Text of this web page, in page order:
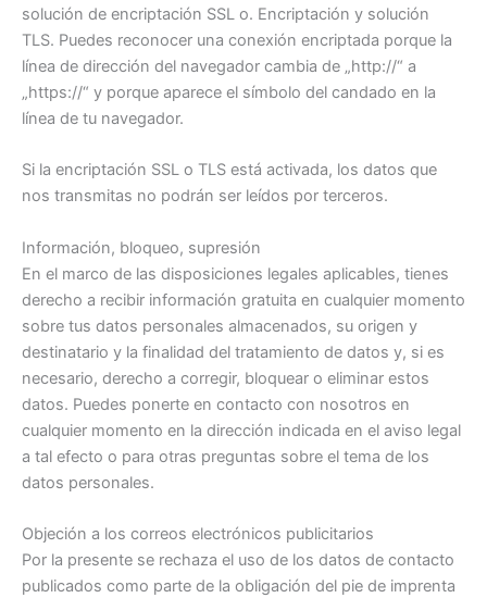
solución de encriptación SSL o. Encriptación y solución
TLS. Puedes reconocer una conexión encriptada porque la
línea de dirección del navegador cambia de „http://“ a
„https://“ y porque aparece el símbolo del candado en la
línea de tu navegador.
Si la encriptación SSL o TLS está activada, los datos que
nos transmitas no podrán ser leídos por terceros.
Información, bloqueo, supresión
En el marco de las disposiciones legales aplicables, tienes
derecho a recibir información gratuita en cualquier momento
sobre tus datos personales almacenados, su origen y
destinatario y la finalidad del tratamiento de datos y, si es
necesario, derecho a corregir, bloquear o eliminar estos
datos. Puedes ponerte en contacto con nosotros en
cualquier momento en la dirección indicada en el aviso legal
a tal efecto o para otras preguntas sobre el tema de los
datos personales.
Objeción a los correos electrónicos publicitarios
Por la presente se rechaza el uso de los datos de contacto
publicados como parte de la obligación del pie de imprenta